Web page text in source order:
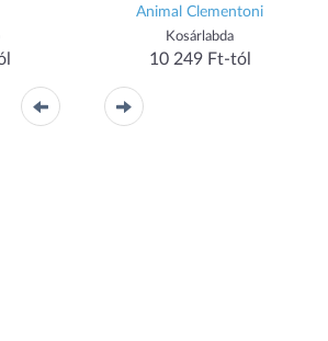
Animal Clementoni
Kosárlabda
10 249 Ft-tól